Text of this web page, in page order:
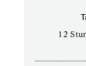
12